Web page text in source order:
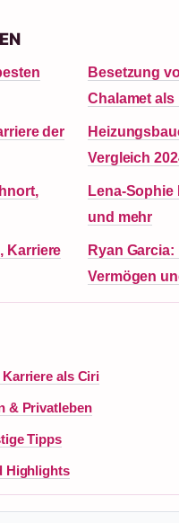
Besetzung
Chalamet als
der
Vergleich
Lena-Sophie
und mehr
Karriere
Ryan
Vermögen
als Ciri
& Privatleben
Tipps
Highlights